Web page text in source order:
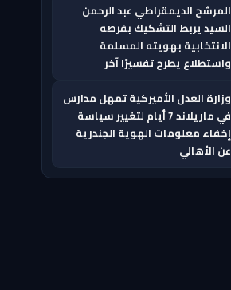
المرشح الديمقراطي عبد الرحمن
السيد يربط التشكيك بفرصه
الانتخابية بهويته المسلمة
واستطلاع يطرح تفسيرًا آخر
وزارة العدل الأميركية تمهل مدارس
في ماريلاند 7 أيام لتغيير سياسة
إخفاء معلومات الهوية الجندرية
عن الأهالي